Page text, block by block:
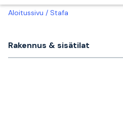
Aloitussivu Stafa
Rakennus & sisätilat